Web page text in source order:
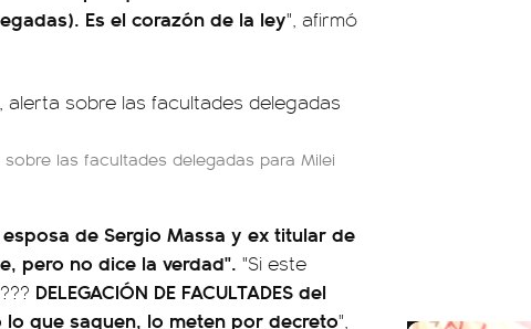
Es el corazón de la ley", afirmó
las facultades delegadas para Milei
de Sergio Massa y ex titular de
pero no dice la verdad". "Si este
DELEGACIÓN DE FACULTADES del
lo que saquen, lo meten por decreto",